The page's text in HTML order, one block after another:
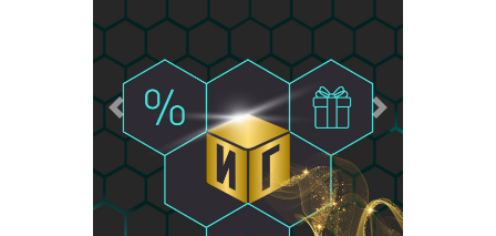
Предыдущий Следующий